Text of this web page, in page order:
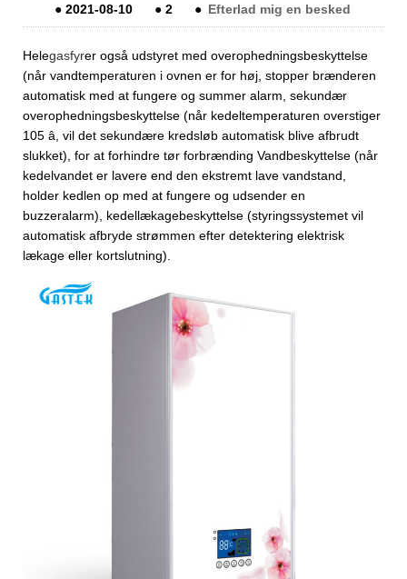
● 2021-08-10 ● 2 ● Efterlad mig en besked
Helegasfyrer også udstyret med overophedningsbeskyttelse
(når vandtemperaturen i ovnen er for høj, stopper brænderen
automatisk med at fungere og summer alarm, sekundær
overophedningsbeskyttelse (når kedeltemperaturen overstiger
105 â, vil det sekundære kredsløb automatisk blive afbrudt
slukket), for at forhindre tør forbrænding Vandbeskyttelse (når
kedelvandet er lavere end den ekstremt lave vandstand,
holder kedlen op med at fungere og udsender en
buzzeralarm), kedellækagebeskyttelse (styringssystemet vil
automatisk afbryde strømmen efter detektering elektrisk
lækage eller kortslutning).